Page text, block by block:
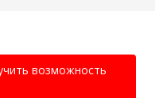
возможность